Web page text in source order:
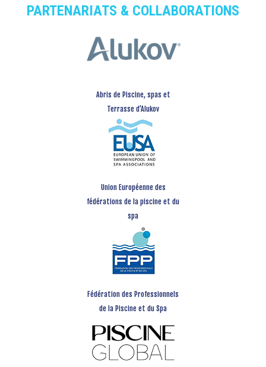
PARTENARIATS & COLLABORATIONS
Abris de Piscine, spas et
Terrasse d’Alukov
Union Européenne des
fédérations de la piscine et du
spa
Fédération des Professionnels
de la Piscine et du Spa